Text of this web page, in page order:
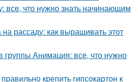
все, что нужно знать начинающим
рассаду: как выращивать этот
Анимация: все, что нужно
крепить гипсокартон к